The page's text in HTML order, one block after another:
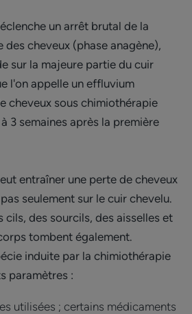
un arrêt brutal de la
des cheveux (phase anagène),
sur la majeure partie du cuir
l'on appelle un effluvium
cheveux sous chimiothérapie
3 semaines après la première
entraîner une perte de cheveux
seulement sur le cuir chevelu.
cils, des sourcils, des aisselles et
tombent également.
induite par la chimiothérapie
paramètres :
utilisées ; certains médicaments